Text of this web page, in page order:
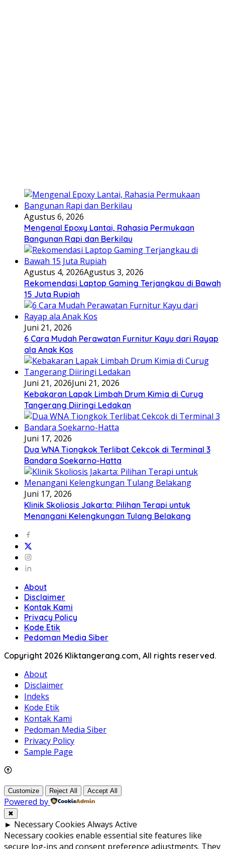
Agustus 6, 2026
Mengenal Epoxy Lantai, Rahasia Permukaan
Bangunan Rapi dan Berkilau
Agustus 4, 2026Agustus 3, 2026
Rekomendasi Laptop Gaming Terjangkau di Bawah
15 Juta Rupiah
Juni 21, 2026
6 Cara Mudah Perawatan Furnitur Kayu dari Rayap
ala Anak Kos
Juni 21, 2026Juni 21, 2026
Kebakaran Lapak Limbah Drum Kimia di Curug
Tangerang Diiringi Ledakan
Juni 17, 2026
Dua WNA Tiongkok Terlibat Cekcok di Terminal 3
Bandara Soekarno-Hatta
Juni 17, 2026
Klinik Skoliosis Jakarta: Pilihan Terapi untuk
Menangani Kelengkungan Tulang Belakang
About
Disclaimer
Kontak Kami
Privacy Policy
Kode Etik
Pedoman Media Siber
Copyright 2026 Kliktangerang.com, All rights reserved.
About
Disclaimer
Indeks
Kode Etik
Kontak Kami
Pedoman Media Siber
Privacy Policy
Sample Page
Customize Reject All Accept All
Powered by
✖
► Necessary Cookies Always Active
Necessary cookies enable essential site features like
secure log-ins and consent preference adjustments. They